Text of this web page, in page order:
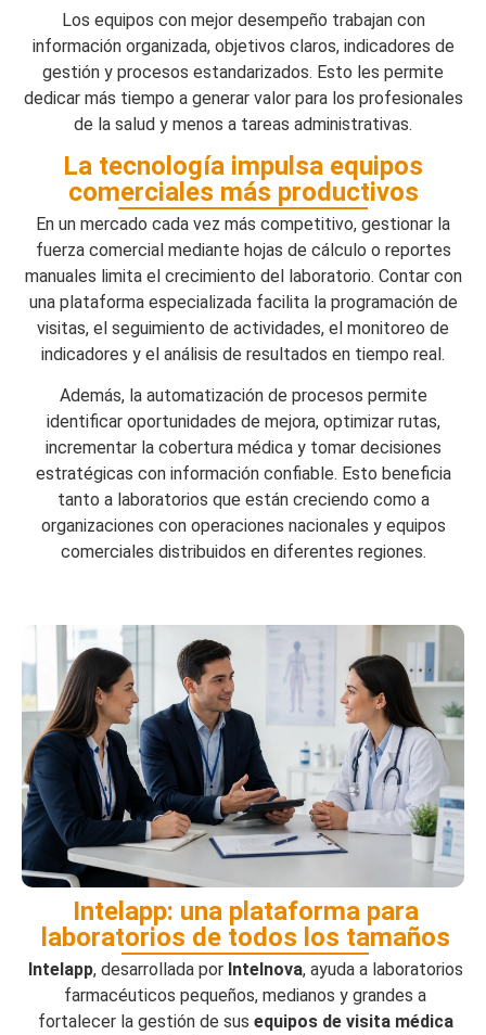
Los equipos con mejor desempeño trabajan con
información organizada, objetivos claros, indicadores de
gestión y procesos estandarizados. Esto les permite
dedicar más tiempo a generar valor para los profesionales
de la salud y menos a tareas administrativas.
La tecnología impulsa equipos
comerciales más productivos
En un mercado cada vez más competitivo, gestionar la
fuerza comercial mediante hojas de cálculo o reportes
manuales limita el crecimiento del laboratorio. Contar con
una plataforma especializada facilita la programación de
visitas, el seguimiento de actividades, el monitoreo de
indicadores y el análisis de resultados en tiempo real.
Además, la automatización de procesos permite
identificar oportunidades de mejora, optimizar rutas,
incrementar la cobertura médica y tomar decisiones
estratégicas con información confiable. Esto beneficia
tanto a laboratorios que están creciendo como a
organizaciones con operaciones nacionales y equipos
comerciales distribuidos en diferentes regiones.
Intelapp: una plataforma para
laboratorios de todos los tamaños
Intelapp, desarrollada por Intelnova, ayuda a laboratorios
farmacéuticos pequeños, medianos y grandes a
fortalecer la gestión de sus equipos de visita médica